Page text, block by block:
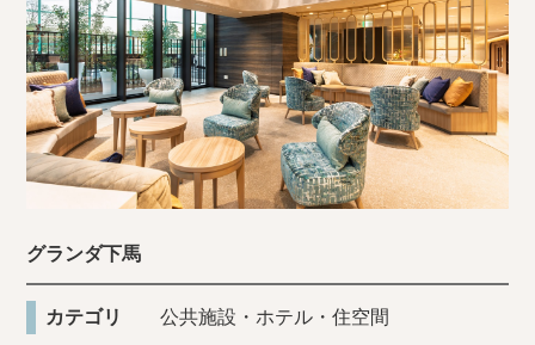
グランダ下馬
カテゴリ 公共施設・ホテル・住空間